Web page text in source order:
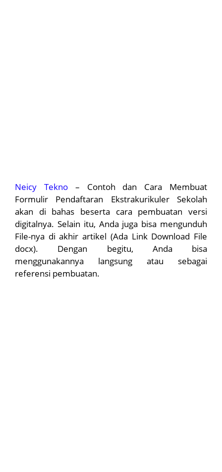
Neicy Tekno– Contoh dan Cara Membuat
Formulir Pendaftaran Ekstrakurikuler Sekolah
akan di bahas beserta cara pembuatan versi
digitalnya. Selain itu, Anda juga bisa mengunduh
File-nya di akhir artikel (Ada Link Download File
docx). Dengan begitu, Anda bisa
menggunakannya langsung atau sebagai
referensi pembuatan.